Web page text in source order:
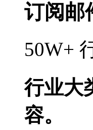
订阅邮
50W+
行业大
容。